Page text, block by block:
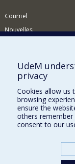
Courriel
Nouvelles
Comment soutenir
BESOIN D'AIDE?
Plan du site
Signaler une erreur
Accessibilité
Nos départements et
UdeM
privacy
Cookies allow us
browsing
ensure the
others remember
consent to our